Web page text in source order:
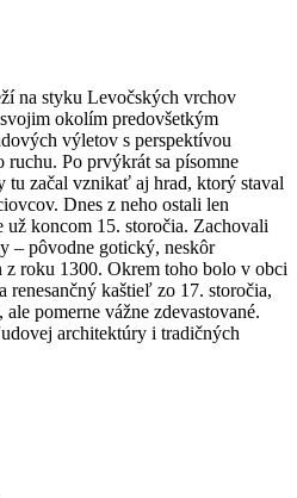
na styku Levočských vrchov
okolím predovšetkým
výletov s perspektívou
ruchu. Po prvýkrát sa písomne
tu začal vznikať aj hrad, ktorý staval
Dnes z neho ostali len
už koncom 15. storočia. Zachovali
– pôvodne gotický, neskôr
z roku 1300. Okrem toho bolo v obci
kaštieľ zo 17. storočia,
pomerne vážne zdevastované.
architektúry i tradičných